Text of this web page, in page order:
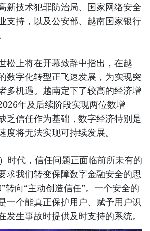
新技术犯罪防治局、国家网络安全
支持，以及公安部、越南国家银行
松上将在开幕致辞中指出，在越
数字化转型正飞速发展，为实现突
多机遇。越南定下了较高的经济增
年及后续阶段实现两位数增
乏信任作为基础，数字经济特别是
度将无法实现可持续发展。
时代，信任问题正面临前所未有的
求我们转变保障数字金融安全的思
转向“主动创造信任”。一个安全的
一个能真正保护用户、赋予用户识
发生事故时提供及时支持的系统。